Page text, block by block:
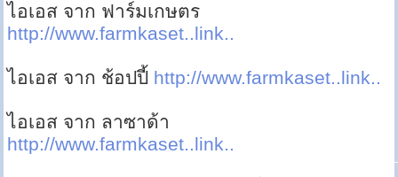
ไอเอส จาก ฟาร์มเกษตร
http://www.farmkaset..link..
ไอเอส จาก ช้อปปี้ http://www.farmkaset..link..
ไอเอส จาก ลาซาด้า
http://www.farmkaset..link..